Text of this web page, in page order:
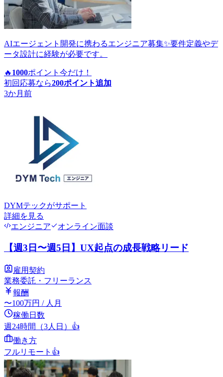
AIエージェント開発に携わるエンジニア募集✨要件定義やデ
ータ設計に経験が必要です。
🔥 1000ポイント 今だけ！
初回応募なら200ポイント追加
3か月前
DYMテックがサポート
詳細を見る
エンジニア
オンライン面談
【週3日〜週5日】UX起点の成長戦略リード
雇用契約
業務委託・フリーランス
報酬
〜100万円 / 人月
稼働日数
週24時間（3人日） 👍
働き方
フルリモート 👍